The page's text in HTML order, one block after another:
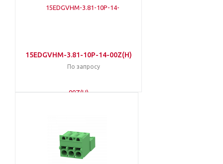
15EDGVHM-3.81-10P-14-00Z(H)
По запросу